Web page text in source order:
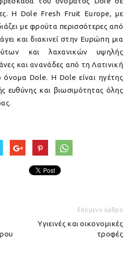
Η Dole Fresh Fruit Europe, με
με φρούτα περισσότερες από
και διακινεί στην Ευρώπη μια
και λαχανικών υψηλής
και ανανάδες από τη Λατινική
όνομα Dole. Η Dole είναι ηγέτης
ευθύνης και βιωσιμότητας όλης
Επόμενο άρθρο
Υγιεινές και οικονομικές
τροφές